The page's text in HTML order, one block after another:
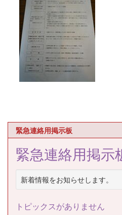
緊急連絡用掲示板
緊急連絡用掲示
新着情報をお知らせします。
トピックスがありません